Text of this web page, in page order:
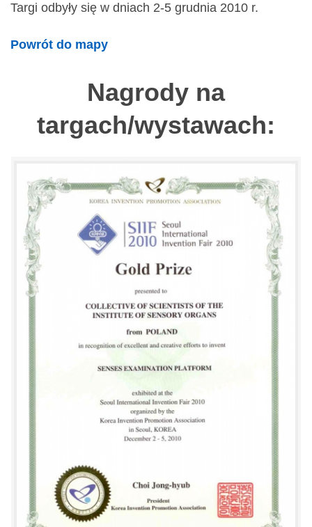
Targi odbyły się w dniach 2-5 grudnia 2010 r.
Powrót do mapy
Nagrody na
targach/wystawach: